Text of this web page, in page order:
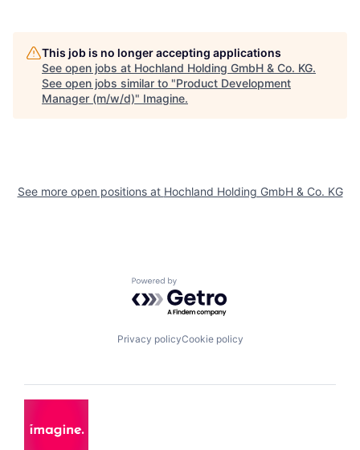
This job is no longer accepting applications
See open jobs at Hochland Holding GmbH & Co. KG.
See open jobs similar to "Product Development
Manager (m/w/d)" Imagine.
See more open positions at Hochland Holding GmbH & Co. KG
Powered by Getro.com
Privacy policyCookie policy